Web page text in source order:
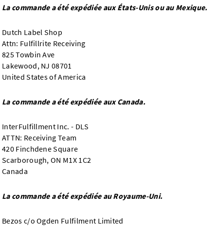
La commande a été expédiée aux États-Unis ou au Mexique.
Dutch Label Shop
Attn: Fulfillrite Receiving
825 Towbin Ave
Lakewood, NJ 08701
United States of America
La commande a été expédiée aux Canada.
InterFulfillment Inc. - DLS
ATTN: Receiving Team
420 Finchdene Square
Scarborough, ON M1X 1C2
Canada
La commande a été expédiée au Royaume-Uni.
Bezos c/o Ogden Fulfilment Limited